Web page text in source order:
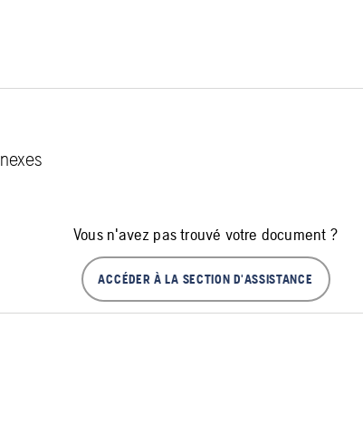
Vous n'avez pas trouvé votre document ?
ACCÉDER À LA SECTION D'ASSISTANCE